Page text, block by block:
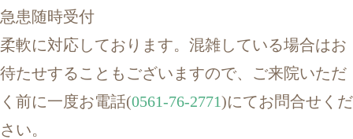
急患随時受付
柔軟に対応しております。混雑している場合はお
待たせすることもございますので、ご来院いただ
く前に一度お電話(0561-76-2771)にてお問合せくだ
さい。